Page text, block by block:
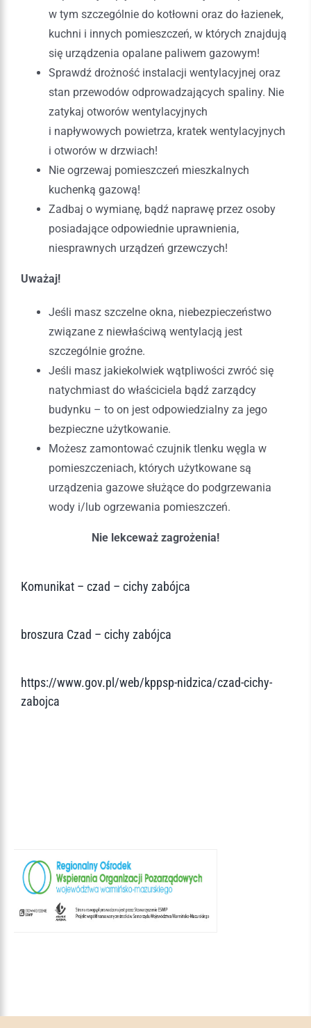
w tym szczególnie do kotłowni oraz do łazienek,
kuchni i innych pomieszczeń, w których znajdują
się urządzenia opalane paliwem gazowym!
Sprawdź drożność instalacji wentylacyjnej oraz
stan przewodów odprowadzających spaliny. Nie
zatykaj otworów wentylacyjnych
i napływowych powietrza, kratek wentylacyjnych
i otworów w drzwiach!
Nie ogrzewaj pomieszczeń mieszkalnych
kuchenką gazową!
Zadbaj o wymianę, bądź naprawę przez osoby
posiadające odpowiednie uprawnienia,
niesprawnych urządzeń grzewczych!
Uważaj!
Jeśli masz szczelne okna, niebezpieczeństwo
związane z niewłaściwą wentylacją jest
szczególnie groźne.
Jeśli masz jakiekolwiek wątpliwości zwróć się
natychmiast do właściciela bądź zarządcy
budynku – to on jest odpowiedzialny za jego
bezpieczne użytkowanie.
Możesz zamontować czujnik tlenku węgla w
pomieszczeniach, których użytkowane są
urządzenia gazowe służące do podgrzewania
wody i/lub ogrzewania pomieszczeń.
Nie lekceważ zagrożenia!
Komunikat – czad – cichy zabójca
broszura Czad – cichy zabójca
https://www.gov.pl/web/kppsp-nidzica/czad-cichy-
zabojca